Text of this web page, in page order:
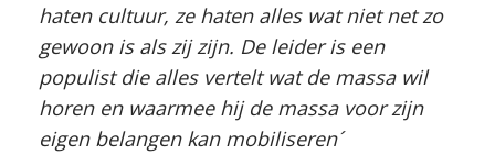
haten cultuur, ze haten alles wat niet net zo
gewoon is als zij zijn. De leider is een
populist die alles vertelt wat de massa wil
horen en waarmee hij de massa voor zijn
eigen belangen kan mobiliseren´